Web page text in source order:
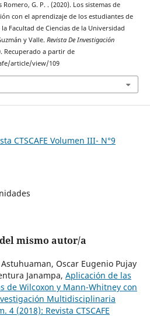
G. P. . (2020). Los sistemas de
con el aprendizaje de los estudiantes de
Facultad de Ciencias de la Universidad
y Valle. Revista De Investigación
Recuperado a partir de
article/view/109
CTSCAFE Volumen III- N°9
mismo autor/a
Oscar Eugenio Pujay
Janampa, Aplicación de las
de Wilcoxon y Mann-Whitney con
Multidisciplinaria
4 (2018): Revista CTSCAFE